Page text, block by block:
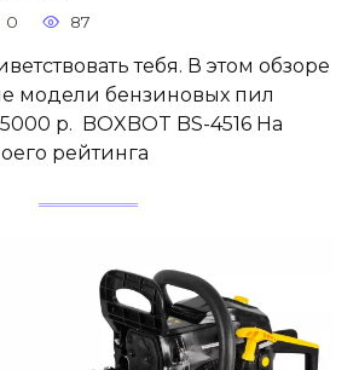
0 87
тебя. В этом обзоре
модели бензиновых пил
р. BOXBOT BS-4516 На
рейтинга